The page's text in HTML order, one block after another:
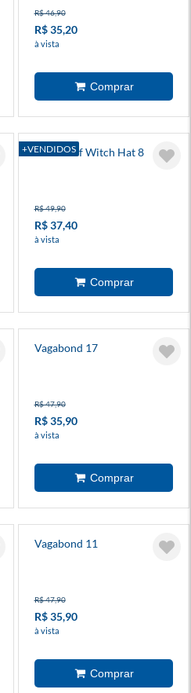
R$ 46,90
R$ 35,20
à vista
+VENDIDOS
Atelier Of Witch Hat 8
R$ 49,90
R$ 37,40
à vista
Vagabond 17
R$ 47,90
R$ 35,90
à vista
Vagabond 11
R$ 47,90
R$ 35,90
à vista